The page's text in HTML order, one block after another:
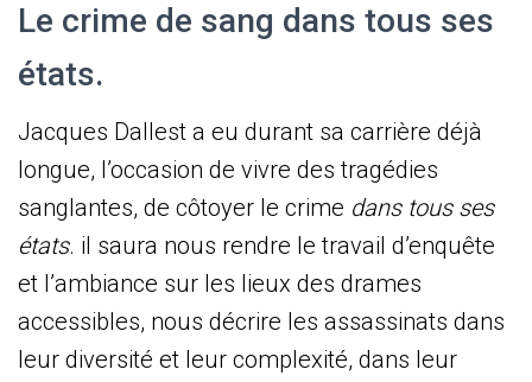
Le crime de sang dans tous ses
états.
Jacques Dallest a eu durant sa carrière déjà
longue, l’occasion de vivre des tragédies
sanglantes, de côtoyer le crime dans tous ses
états. il saura nous rendre le travail d’enquête
et l’ambiance sur les lieux des drames
accessibles, nous décrire les assassinats dans
leur diversité et leur complexité, dans leur